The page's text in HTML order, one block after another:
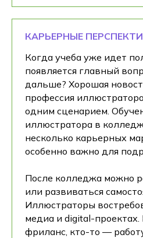
КАРЬЕРНЫЕ
Когда учеба уже идет
появляется главный
дальше? Хорошая
профессия
одним сценарием.
иллюстратора в
несколько карьерных
особенно важно для
После колледжа можно
или развиваться
Иллюстраторы
медиа и digital-
фриланс, кто-то —